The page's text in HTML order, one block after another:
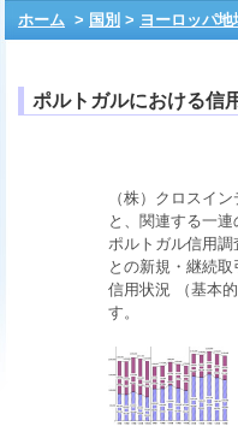
ホーム > 国別 > ヨーロッパ地
ポルトガルにおける信
（株）クロスイ
と、関連する一
ポルトガル信用調
との新規・継続
信用状況 （基本
す。